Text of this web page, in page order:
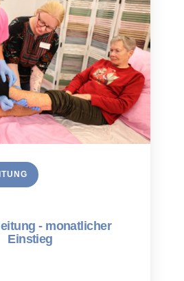
- monatlicher
Einstieg